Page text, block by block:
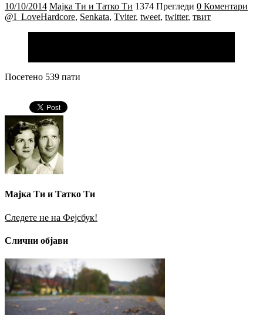
10/10/2014 Мајка Ти и Татко Ти 1374 Прегледи 0 Коментари
@I_LoveHardcore, Senkata, Tviter, tweet, twitter, твит
Посетено 539 пати
Мајка Ти и Татко Ти
Следете не на Фејсбук!
Слични објави